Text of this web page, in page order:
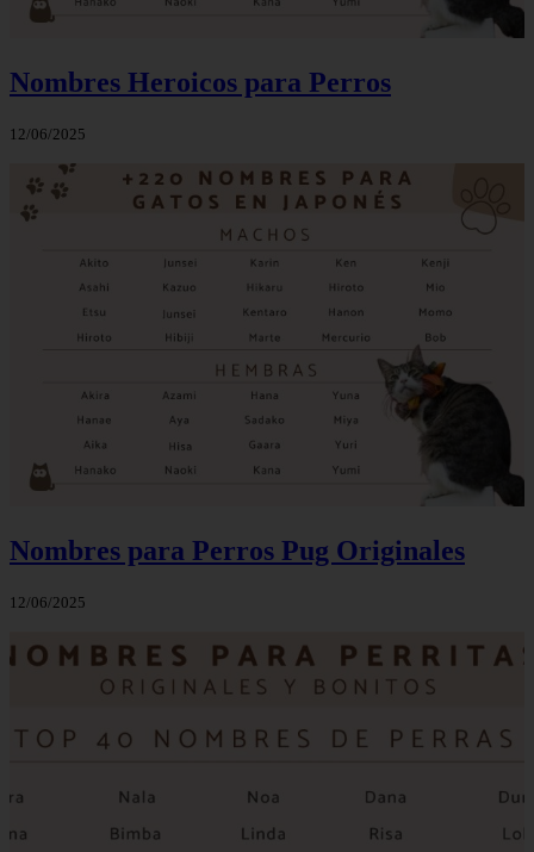
Nombres Heroicos para Perros
12/06/2025
Nombres para Perros Pug Originales
12/06/2025